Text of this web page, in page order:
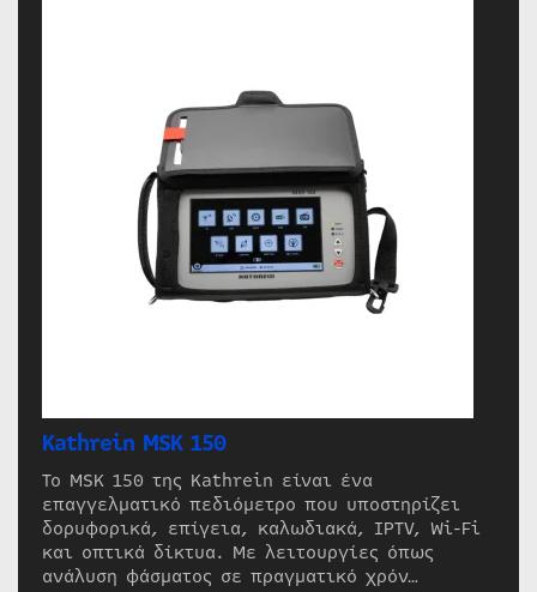
Kathrein MSK 150
Το MSK 150 της Kathrein είναι ένα
επαγγελματικό πεδιόμετρο που υποστηρίζει
δορυφορικά, επίγεια, καλωδιακά, IPTV, Wi-Fi
και οπτικά δίκτυα. Με λειτουργίες όπως
ανάλυση φάσματος σε πραγματικό χρόν…